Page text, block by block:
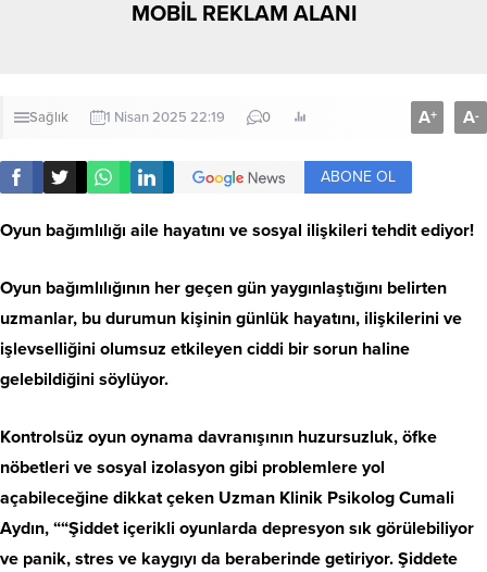
MOBİL REKLAM ALANI
Sağlık 1 Nisan 2025 22:19 0 A+ A-
ABONE OL
Oyun bağımlılığı aile hayatını ve sosyal ilişkileri tehdit ediyor!
Oyun bağımlılığının her geçen gün yaygınlaştığını belirten
uzmanlar, bu durumun kişinin günlük hayatını, ilişkilerini ve
işlevselliğini olumsuz etkileyen ciddi bir sorun haline
gelebildiğini söylüyor.
Kontrolsüz oyun oynama davranışının huzursuzluk, öfke
nöbetleri ve sosyal izolasyon gibi problemlere yol
açabileceğine dikkat çeken Uzman Klinik Psikolog Cumali
Aydın, ““Şiddet içerikli oyunlarda depresyon sık görülebiliyor
ve panik, stres ve kaygıyı da beraberinde getiriyor. Şiddete